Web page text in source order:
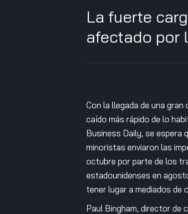
La fuerte
afectado por
Con la llegada de una
caído más rápido de lo
Business Daily, se espera
minoristas enviaron las
octubre por parte de los
estadounidenses en
tener lugar a mediados
Paul Bingham, director de